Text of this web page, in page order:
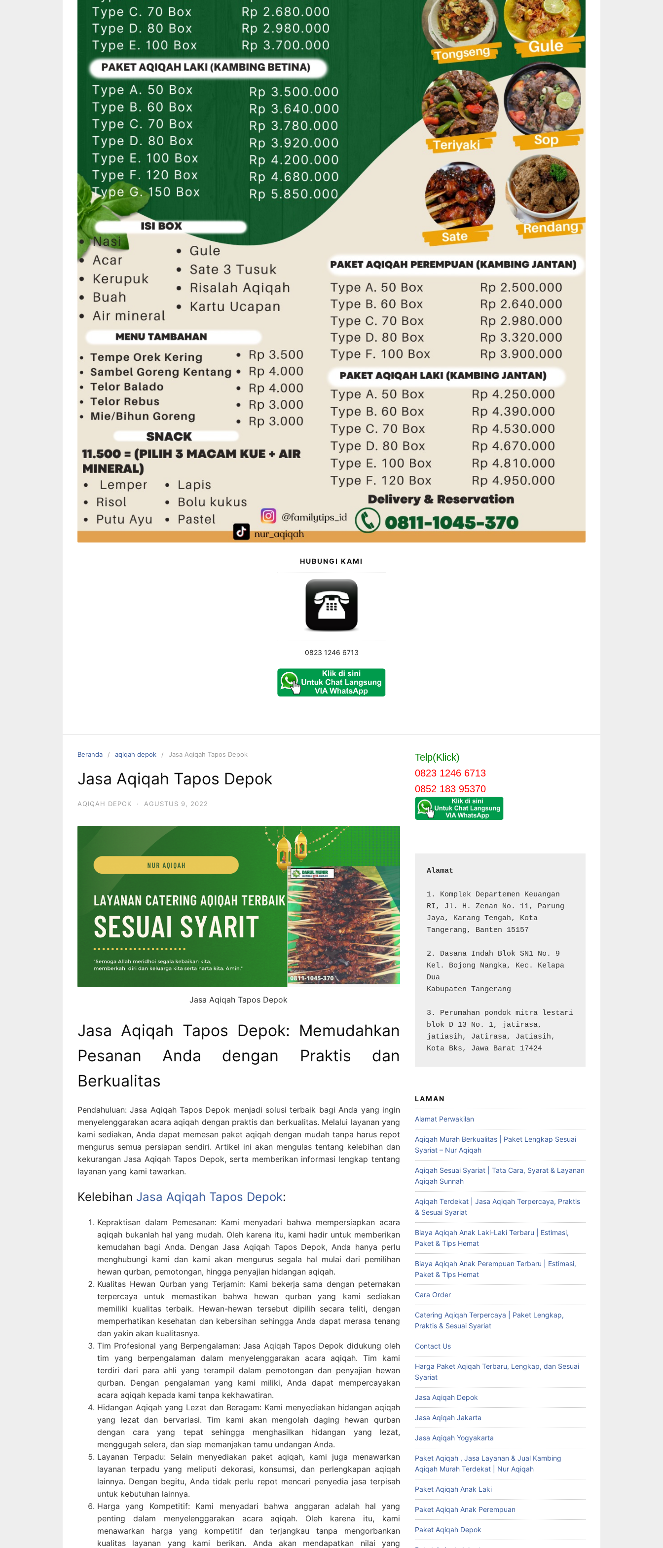
HUBUNGI KAMI
0823 1246 6713
Beranda aqiqah depok Jasa Aqiqah Tapos Depok
Jasa Aqiqah Tapos Depok
AQIQAH DEPOK · AGUSTUS 9, 2022
Jasa Aqiqah Tapos Depok
Jasa Aqiqah Tapos Depok: Memudahkan
Pesanan Anda dengan Praktis dan
Berkualitas
Pendahuluan: Jasa Aqiqah Tapos Depok menjadi solusi terbaik bagi Anda yang ingin
menyelenggarakan acara aqiqah dengan praktis dan berkualitas. Melalui layanan yang
kami sediakan, Anda dapat memesan paket aqiqah dengan mudah tanpa harus repot
mengurus semua persiapan sendiri. Artikel ini akan mengulas tentang kelebihan dan
kekurangan Jasa Aqiqah Tapos Depok, serta memberikan informasi lengkap tentang
layanan yang kami tawarkan.
Kelebihan Jasa Aqiqah Tapos Depok:
Kepraktisan dalam Pemesanan: Kami menyadari bahwa mempersiapkan acara
aqiqah bukanlah hal yang mudah. Oleh karena itu, kami hadir untuk memberikan
kemudahan bagi Anda. Dengan Jasa Aqiqah Tapos Depok, Anda hanya perlu
menghubungi kami dan kami akan mengurus segala hal mulai dari pemilihan
hewan qurban, pemotongan, hingga penyajian hidangan aqiqah.
Kualitas Hewan Qurban yang Terjamin: Kami bekerja sama dengan peternakan
terpercaya untuk memastikan bahwa hewan qurban yang kami sediakan
memiliki kualitas terbaik. Hewan-hewan tersebut dipilih secara teliti, dengan
memperhatikan kesehatan dan kebersihan sehingga Anda dapat merasa tenang
dan yakin akan kualitasnya.
Tim Profesional yang Berpengalaman: Jasa Aqiqah Tapos Depok didukung oleh
tim yang berpengalaman dalam menyelenggarakan acara aqiqah. Tim kami
terdiri dari para ahli yang terampil dalam pemotongan dan penyajian hewan
qurban. Dengan pengalaman yang kami miliki, Anda dapat mempercayakan
acara aqiqah kepada kami tanpa kekhawatiran.
Hidangan Aqiqah yang Lezat dan Beragam: Kami menyediakan hidangan aqiqah
yang lezat dan bervariasi. Tim kami akan mengolah daging hewan qurban
dengan cara yang tepat sehingga menghasilkan hidangan yang lezat,
menggugah selera, dan siap memanjakan tamu undangan Anda.
Layanan Terpadu: Selain menyediakan paket aqiqah, kami juga menawarkan
layanan terpadu yang meliputi dekorasi, konsumsi, dan perlengkapan aqiqah
lainnya. Dengan begitu, Anda tidak perlu repot mencari penyedia jasa terpisah
untuk kebutuhan lainnya.
Harga yang Kompetitif: Kami menyadari bahwa anggaran adalah hal yang
penting dalam menyelenggarakan acara aqiqah. Oleh karena itu, kami
menawarkan harga yang kompetitif dan terjangkau tanpa mengorbankan
kualitas layanan yang kami berikan. Anda akan mendapatkan nilai yang
Telp(Klick)
0823 1246 6713
0852 183 95370
Alamat
1. Komplek Departemen Keuangan
RI, Jl. H. Zenan No. 11, Parung
Jaya, Karang Tengah, Kota
Tangerang, Banten 15157
2. Dasana Indah Blok SN1 No. 9
Kel. Bojong Nangka, Kec. Kelapa
Dua
Kabupaten Tangerang
3. Perumahan pondok mitra lestari
blok D 13 No. 1, jatirasa,
jatiasih, Jatirasa, Jatiasih,
Kota Bks, Jawa Barat 17424
LAMAN
Alamat Perwakilan
Aqiqah Murah Berkualitas | Paket Lengkap Sesuai
Syariat – Nur Aqiqah
Aqiqah Sesuai Syariat | Tata Cara, Syarat & Layanan
Aqiqah Sunnah
Aqiqah Terdekat | Jasa Aqiqah Terpercaya, Praktis
& Sesuai Syariat
Biaya Aqiqah Anak Laki-Laki Terbaru | Estimasi,
Paket & Tips Hemat
Biaya Aqiqah Anak Perempuan Terbaru | Estimasi,
Paket & Tips Hemat
Cara Order
Catering Aqiqah Terpercaya | Paket Lengkap,
Praktis & Sesuai Syariat
Contact Us
Harga Paket Aqiqah Terbaru, Lengkap, dan Sesuai
Syariat
Jasa Aqiqah Depok
Jasa Aqiqah Jakarta
Jasa Aqiqah Yogyakarta
Paket Aqiqah , Jasa Layanan & Jual Kambing
Aqiqah Murah Terdekat | Nur Aqiqah
Paket Aqiqah Anak Laki
Paket Aqiqah Anak Perempuan
Paket Aqiqah Depok